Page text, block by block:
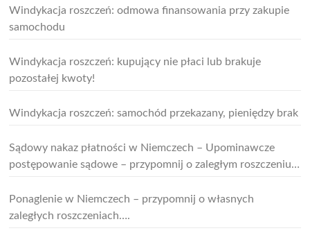
Windykacja roszczeń: odmowa finansowania przy zakupie
samochodu
Windykacja roszczeń: kupujący nie płaci lub brakuje
pozostałej kwoty!
Windykacja roszczeń: samochód przekazany, pieniędzy brak
Sądowy nakaz płatności w Niemczech – Upominawcze
postępowanie sądowe – przypomnij o zaległym roszczeniu i
Ponaglenie w Niemczech – przypomnij o własnych
zaległych roszczeniach….